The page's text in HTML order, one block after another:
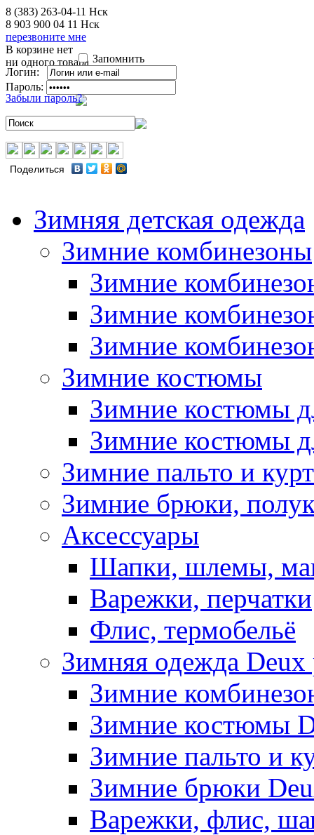
8 (383) 263-04-11 Нск
8 903 900 04 11 Нск
перезвоните мне
В корзине нет
ни одного товара Запомнить
Логин:
Пароль:
Забыли пароль?
Поделиться
Зимняя детская одежда
Зимние комбинезоны
Зимние
Зимние
Зимние
Зимние костюмы
Зимние костюмы
Зимние костюмы
Зимние пальто и
Зимние брюки,
Аксессуары
Шапки, шлемы,
Варежки, перчатки
Флис, термобельё
Зимняя одежда Deux
Зимние
Зимние костюмы
Зимние пальто и
Зимние брюки
Варежки, флис,